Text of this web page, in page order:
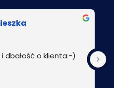
dbałość o klienta:-)